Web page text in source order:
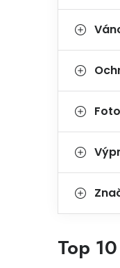
Top